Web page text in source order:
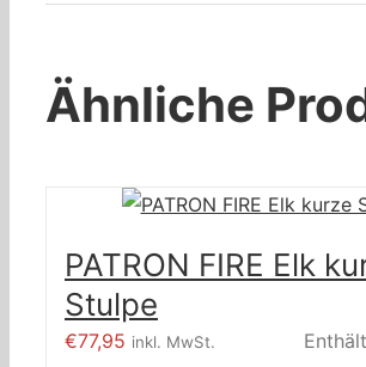
Ähnliche
PATRON FIRE Elk
Stulpe
€77,95 inkl. MwSt.